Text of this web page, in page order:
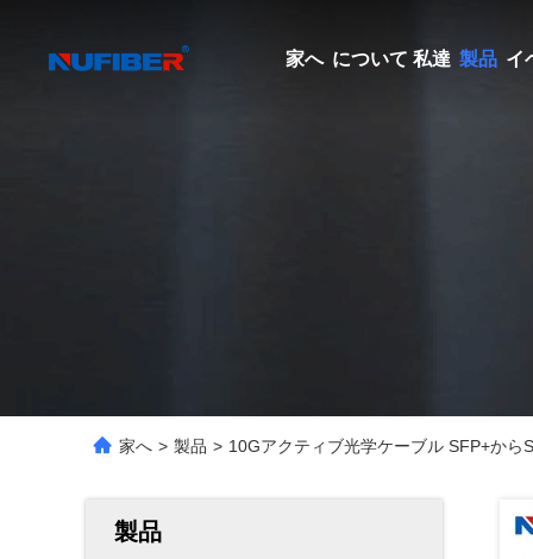
家へ について 私達 製品 イ
家へ > 製品 > 10Gアクティブ光学ケーブル SFP+か
製品